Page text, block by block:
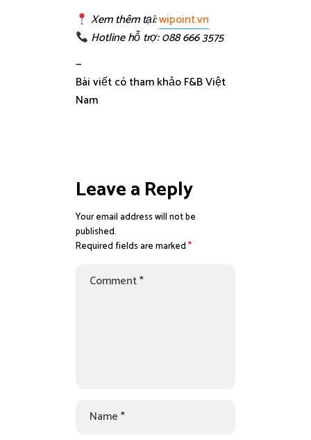
Xem thêm tại:wipoint.vn
Hotline hỗ trợ: 088 666 3575
—
Bài viết có tham khảo F&B Việt
Nam
Leave a Reply
Your email address will not be
published.
Required fields are marked*